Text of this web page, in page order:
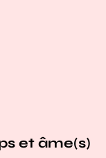
et âme(s)